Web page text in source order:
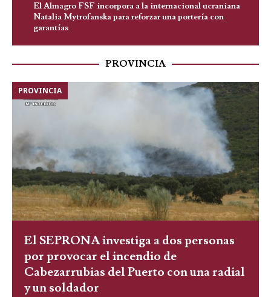
El Almagro FSF incorpora a la internacional ucraniana
Natalia Mytrofanska para reforzar una portería con
garantías
PROVINCIA
PROVINCIA
El SEPRONA investiga a dos personas
por provocar el incendio de
Cabezarrubias del Puerto con una radial
y un soldador